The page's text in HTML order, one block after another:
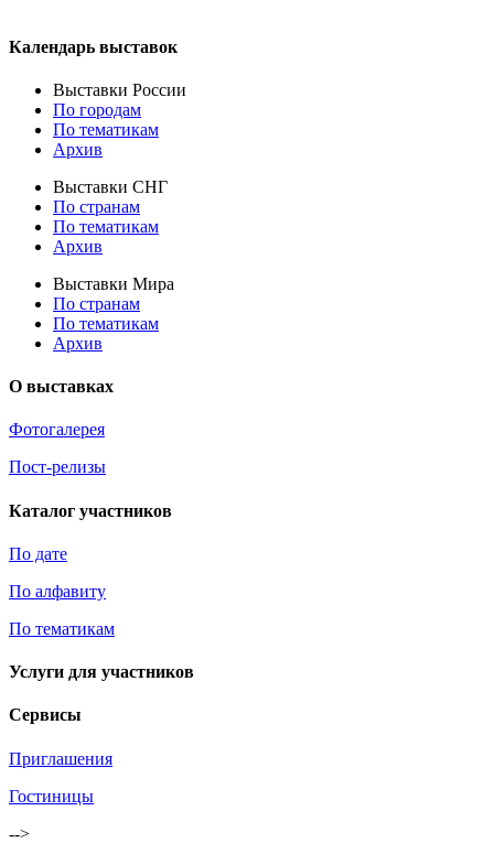
Календарь выставок
Выставки России
По городам
По тематикам
Архив
Выставки СНГ
По странам
По тематикам
Архив
Выставки Мира
По странам
По тематикам
Архив
О выставках
Фотогалерея
Пост-релизы
Каталог участников
По дате
По алфавиту
По тематикам
Услуги для участников
Сервисы
Приглашения
Гостиницы
-->